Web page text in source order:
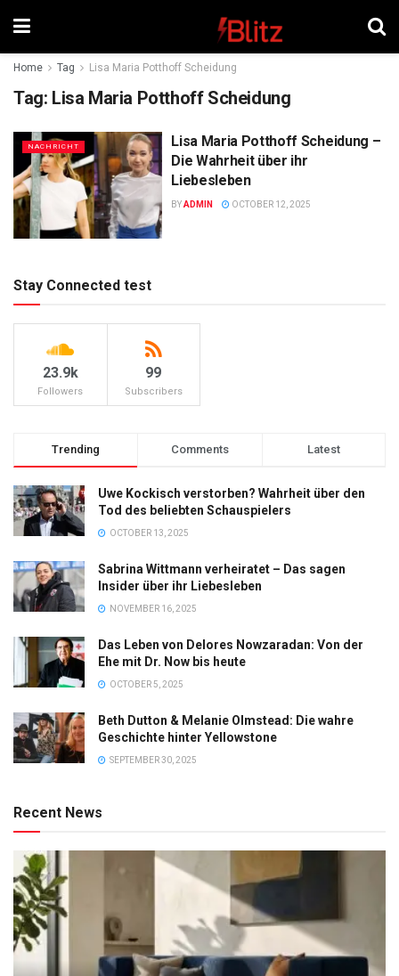
Home Tag Lisa Maria Potthoff Scheidung
Tag: Lisa Maria Potthoff Scheidung
NACHRICHT
Lisa Maria Potthoff Scheidung –
Die Wahrheit über ihr
Liebesleben
BYADMIN OCTOBER 12, 2025
Stay Connected test
23.9k
Followers
99
Subscribers
Trending Comments Latest
Uwe Kockisch verstorben? Wahrheit über den
Tod des beliebten Schauspielers
OCTOBER 13, 2025
Sabrina Wittmann verheiratet – Das sagen
Insider über ihr Liebesleben
NOVEMBER 16, 2025
Das Leben von Delores Nowzaradan: Von der
Ehe mit Dr. Now bis heute
OCTOBER 5, 2025
Beth Dutton & Melanie Olmstead: Die wahre
Geschichte hinter Yellowstone
SEPTEMBER 30, 2025
Recent News